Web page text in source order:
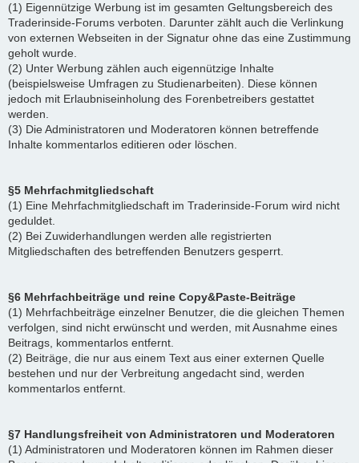
(1) Eigennützige Werbung ist im gesamten Geltungsbereich des
Traderinside-Forums verboten. Darunter zählt auch die Verlinkung
von externen Webseiten in der Signatur ohne das eine Zustimmung
geholt wurde.
(2) Unter Werbung zählen auch eigennützige Inhalte
(beispielsweise Umfragen zu Studienarbeiten). Diese können
jedoch mit Erlaubniseinholung des Forenbetreibers gestattet
werden.
(3) Die Administratoren und Moderatoren können betreffende
Inhalte kommentarlos editieren oder löschen.
§5 Mehrfachmitgliedschaft
(1) Eine Mehrfachmitgliedschaft im Traderinside-Forum wird nicht
geduldet.
(2) Bei Zuwiderhandlungen werden alle registrierten
Mitgliedschaften des betreffenden Benutzers gesperrt.
§6 Mehrfachbeiträge und reine Copy&Paste-Beiträge
(1) Mehrfachbeiträge einzelner Benutzer, die die gleichen Themen
verfolgen, sind nicht erwünscht und werden, mit Ausnahme eines
Beitrags, kommentarlos entfernt.
(2) Beiträge, die nur aus einem Text aus einer externen Quelle
bestehen und nur der Verbreitung angedacht sind, werden
kommentarlos entfernt.
§7 Handlungsfreiheit von Administratoren und Moderatoren
(1) Administratoren und Moderatoren können im Rahmen dieser